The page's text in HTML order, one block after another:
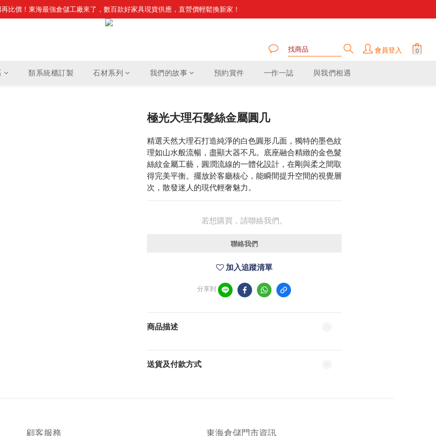
尚主義！頂級石材家具震撼登場，搭配零重力電動沙發，重新定義居家舒適。
比價！東海最強倉儲工廠來了，數百款好家具現貨供應，直營價輕鬆換新家！
尚主義！頂級石材家具震撼登場，搭配零重力電動沙發，重新定義居家舒適。
會員登入
類系統櫃訂製 石材系列 我們的故事 預約賞件 一作一誌 與我們相遇
極光大理石髮絲金屬圓几
精選天然大理石打造純淨的白色圓形几面，獨特的墨色紋
理如山水般流暢，盡顯大器不凡。底座融合精緻的金色髮
絲紋金屬工藝，圓潤流線的一體化設計，在剛與柔之間取
得完美平衡。擺放於客廳核心，能瞬間提升空間的視覺層
次，散發迷人的現代輕奢魅力。
若想購買，請聯絡我們。
聯絡我們
加入追蹤清單
分享到
商品描述
送貨及付款方式
顧客服務 東海倉儲門市資訊